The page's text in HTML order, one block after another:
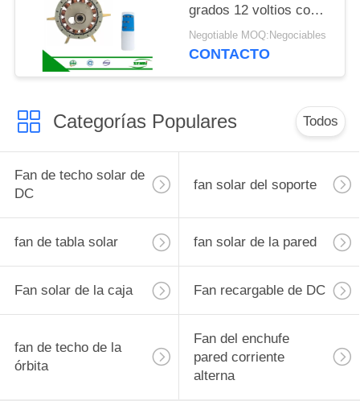
grados 12 voltios con
el motor eléctrico sin
cepillo
Negotiable MOQ:Negociables
CONTACTO
Categorías Populares Todos
Fan de techo solar de
DC
fan solar del soporte
fan de tabla solar fan solar de la pared
Fan solar de la caja Fan recargable de DC
fan de techo de la
órbita
Fan del enchufe
pared corriente
alterna